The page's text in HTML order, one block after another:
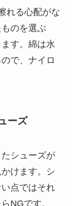
れる心配がな
のを選ぶ
す。綿は水
で、ナイロ
ーズ
シューズが
けます。シ
点ではそれ
NGです。